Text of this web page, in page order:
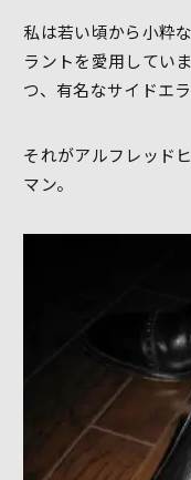
私は若い頃から小粋
ラントを愛用してい
つ、有名なサイドエ
それがアルフレッド
マン。